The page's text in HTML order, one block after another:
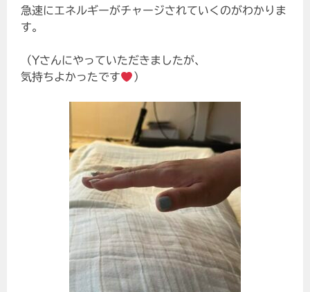
急速にエネルギーがチャージされていくのがわかりま
す。
（Yさんにやっていただきましたが、
気持ちよかったです
）